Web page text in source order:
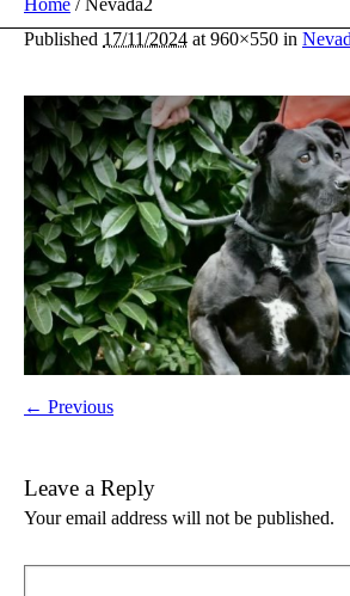
Home /Nevada2
Published 17/11/2024 at 960×550 in
← Previous
Leave a Reply
Your email address will not be published.